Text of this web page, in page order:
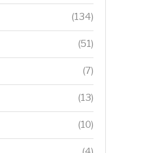
(134)
(51)
(7)
(13)
(10)